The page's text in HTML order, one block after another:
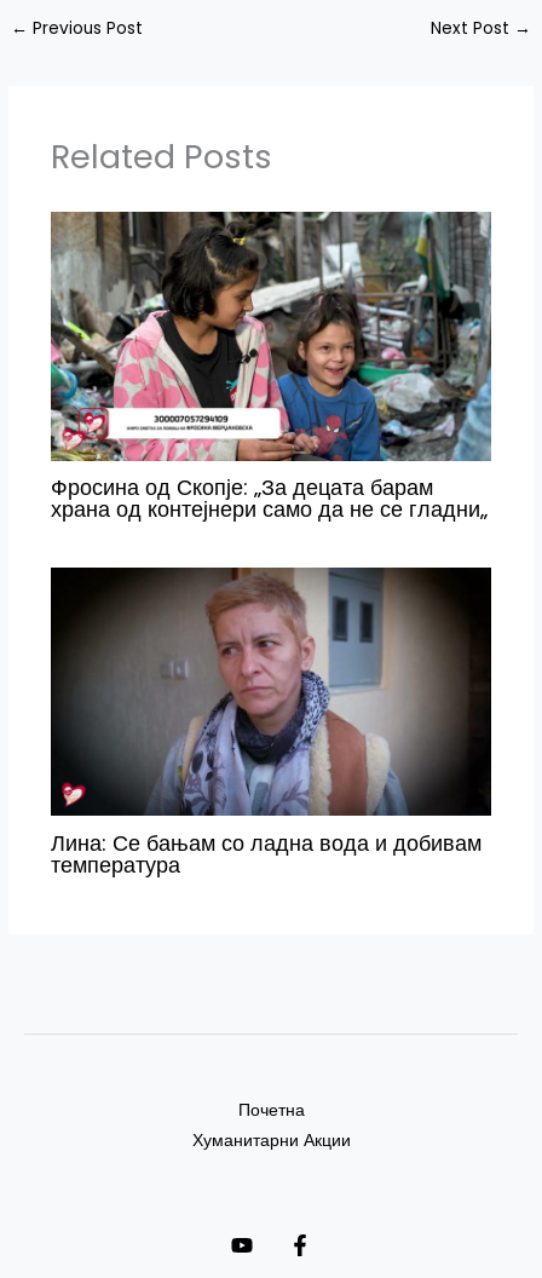
← Previous Post Next Post →
Related Posts
Фросина од Скопје: „За децата барам
храна од контејнери само да не се гладни„
Лина: Се бањам со ладна вода и добивам
температура
Почетна
Хуманитарни Акции